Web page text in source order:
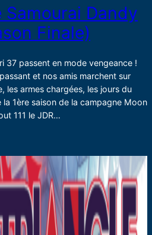
Samourai Dandy
Finale)
37 passent en mode vengeance !
et nos amis marchent sur
les armes chargées, les jours du
1ère saison de la campagne Moon
111 le JDR…